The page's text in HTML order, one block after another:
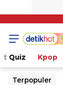
Quiz Kpop
Terpopuler